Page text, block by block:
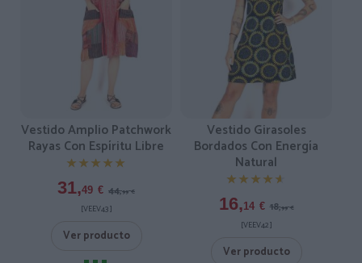
Vestido Amplio Patchwork
Rayas Con Espíritu Libre
★★★★★
★★★★★
31,49 € 44,99 €
[VEEV43 ]
Ver producto
Vestido Girasoles
Bordados Con Energía
Natural
★★★★★
★★★★★
16,14 € 18,99 €
[VEEV42 ]
Ver producto